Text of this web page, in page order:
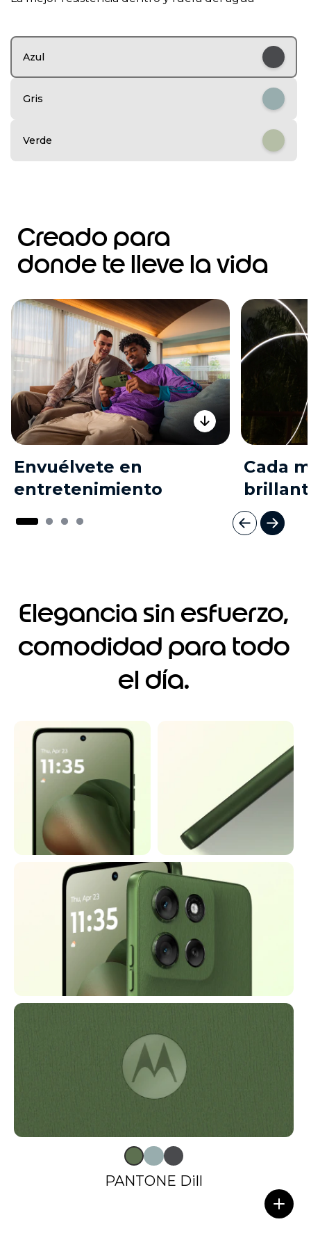
f
Azul
Gris
Verde
Creado para
donde te lleve la vida
Envuélvete en
entretenimiento
Cada
Elegancia sin esfuerzo,
comodidad para todo
el día.
PANTONE Dill